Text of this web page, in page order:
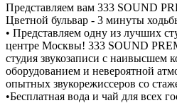
Представляем вам 333 SOUND
Цветной бульвар - 3 минуты
• Представляем одну из лучших
центре Москвы! 333 SOUND
студия звукозаписи с наивысшем
оборудованием и невероятной
опытных звукорежиссеров со
•Бесплатная вода и чай для всех